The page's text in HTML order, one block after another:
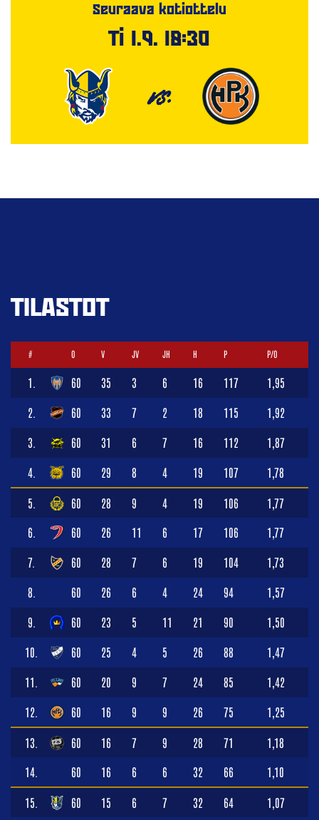
Seuraava kotiottelu
Ti 1.9. 18:30
VS.
TILASTOT
# O V JV JH H P P/O
1. 60 35 3 6 16 117 1,95
2. 60 33 7 2 18 115 1,92
3. 60 31 6 7 16 112 1,87
4. 60 29 8 4 19 107 1,78
5. 60 28 9 4 19 106 1,77
6. 60 26 11 6 17 106 1,77
7. 60 28 7 6 19 104 1,73
8. 60 26 6 4 24 94 1,57
9. 60 23 5 11 21 90 1,50
10. 60 25 4 5 26 88 1,47
11. 60 20 9 7 24 85 1,42
12. 60 16 9 9 26 75 1,25
13. 60 16 7 9 28 71 1,18
14. 60 16 6 6 32 66 1,10
15. 60 15 6 7 32 64 1,07